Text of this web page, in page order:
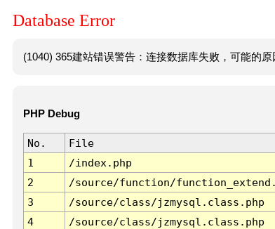
Database Error
(1040) 365建站错误警告：连接数据库失败，可能的
PHP Debug
No. File
1
/index.php
2
/source/function/
3
/source/class/jzmysql.class.php
4
/source/class/jzmysql.class.php